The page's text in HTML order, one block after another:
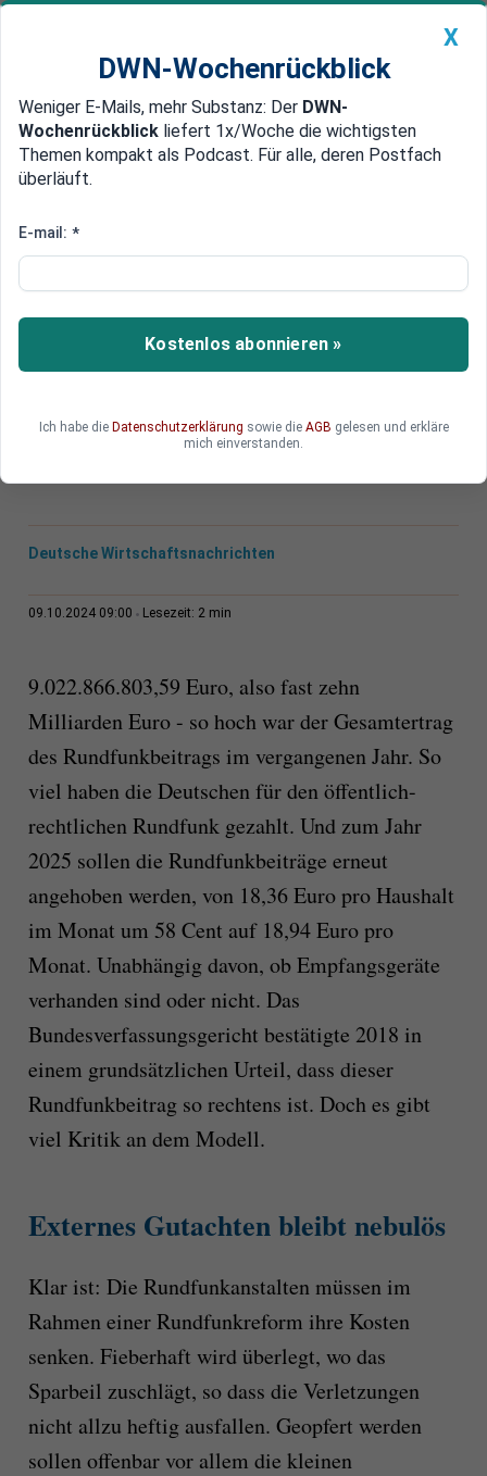
Newsticker MEIN DWN: Geldanlage Premium
Edelmetalle DWN-Magazin China
Kosten sparen im öffentlich-
wie viele?
Der öffentlich-rechtliche Rundfunk soll Kosten
senken - indem kleinere Sender gestrichen
versucht ein externes Gutachtens vergeblich zu
beziffern. Vermutlich: zu wenig.
Deutsche Wirtschaftsnachrichten
09.10.2024 09:00 Lesezeit: 2 min
9.022.866.803,59 Euro, also fast zehn
Milliarden Euro - so hoch war der Gesamtertrag
des Rundfunkbeitrags im vergangenen Jahr. So
viel haben die Deutschen für den öffentlich-
rechtlichen Rundfunk gezahlt. Und zum Jahr
2025 sollen die Rundfunkbeiträge erneut
angehoben werden, von 18,36 Euro pro Haushalt
im Monat um 58 Cent auf 18,94 Euro pro
Monat. Unabhängig davon, ob Empfangsgeräte
verhanden sind oder nicht. Das
Bundesverfassungsgericht bestätigte 2018 in
einem grundsätzlichen Urteil, dass dieser
Rundfunkbeitrag so rechtens ist. Doch es gibt
viel Kritik an dem Modell.
Externes Gutachten bleibt nebulös
Klar ist: Die Rundfunkanstalten müssen im
Rahmen einer Rundfunkreform ihre Kosten
senken. Fieberhaft wird überlegt, wo das
Sparbeil zuschlägt, so dass die Verletzungen
nicht allzu heftig ausfallen. Geopfert werden
sollen offenbar vor allem die kleinen
X
DWN-Wochenrückblick
Weniger E-Mails, mehr Substanz: Der DWN-
Wochenrückblick liefert 1x/Woche die wichtigsten
Themen kompakt als Podcast. Für alle, deren Postfach
überläuft.
E-mail: *
Kostenlos abonnieren »
Ich habe die Datenschutzerklärung sowie die AGB gelesen und erkläre
mich einverstanden.